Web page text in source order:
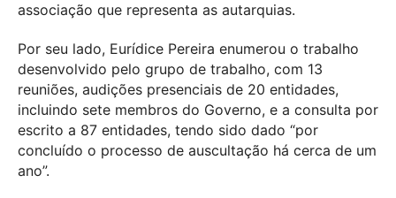
associação que representa as autarquias.
Por seu lado, Eurídice Pereira enumerou o trabalho
desenvolvido pelo grupo de trabalho, com 13
reuniões, audições presenciais de 20 entidades,
incluindo sete membros do Governo, e a consulta por
escrito a 87 entidades, tendo sido dado “por
concluído o processo de auscultação há cerca de um
ano”.